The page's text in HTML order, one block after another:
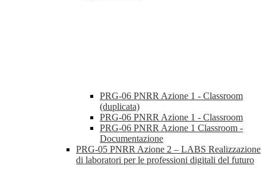
PRG-06 PNRR Azione 1 - Classroom
(duplicata)
PRG-06 PNRR Azione 1 - Classroom
PRG-06 PNRR Azione 1 Classroom -
Documentazione
PRG-05 PNRR Azione 2 – LABS Realizzazione
di laboratori per le professioni digitali del futuro